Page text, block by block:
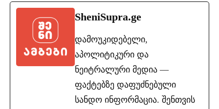
SheniSupra.ge
დამოუკიდებელი,
აპოლიტიკური და
ნეიტრალური მედია —
ფაქტებზე დაფუძნებული
სანდო ინფორმაცია. შენთვის